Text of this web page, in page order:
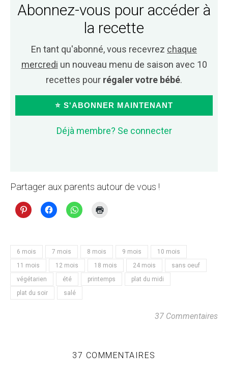
Abonnez-vous pour accéder à
la recette
En tant qu'abonné, vous recevrez chaque
mercredi un nouveau menu de saison avec 10
recettes pour régaler votre bébé.
⭐ S'ABONNER MAINTENANT
Déjà membre? Se connecter
Partager aux parents autour de vous !
6 mois 7 mois 8 mois 9 mois
10 mois
11 mois
12 mois 18 mois 24 mois
sans oeuf
végétarien
été printemps
plat du midi
plat du soir
salé
37 Commentaires
37 COMMENTAIRES